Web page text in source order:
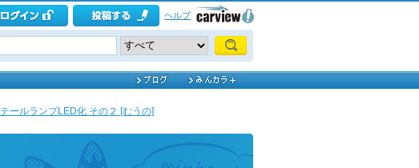
ヘルプ
テールランプLED化 その２ [むうの]